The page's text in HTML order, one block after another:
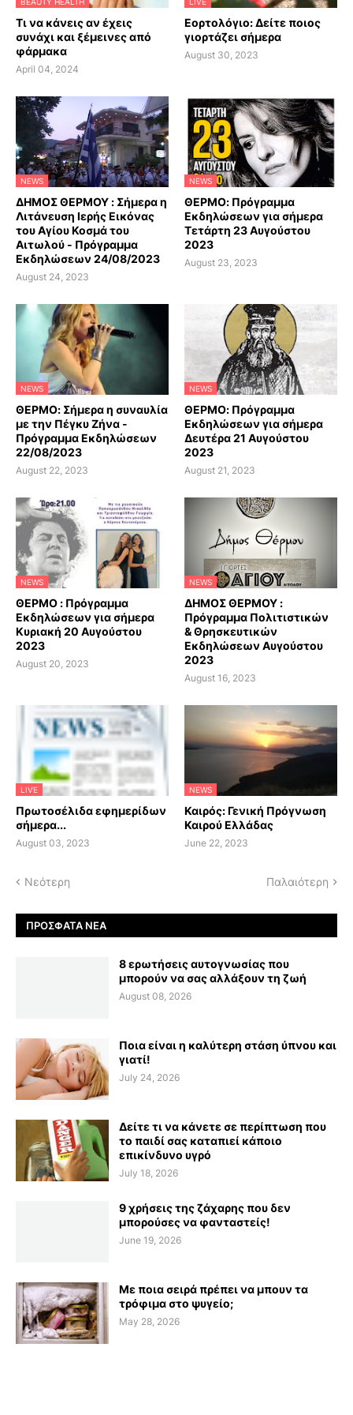
Τι να κάνεις αν έχεις
συνάχι και ξέμεινες από
φάρμακα
April 04, 2024
Εορτολόγιο: Δείτε ποιος
γιορτάζει σήμερα
August 30, 2023
NEWS
ΔΗΜΟΣ ΘΕΡΜΟΥ : Σήμερα η
Λιτάνευση Ιερής Εικόνας
του Αγίου Κοσμά του
Αιτωλού - Πρόγραμμα
Εκδηλώσεων 24/08/2023
August 24, 2023
NEWS
ΘΕΡΜΟ: Πρόγραμμα
Εκδηλώσεων για σήμερα
Τετάρτη 23 Αυγούστου
2023
August 23, 2023
NEWS
ΘΕΡΜΟ: Σήμερα η συναυλία
με την Πέγκυ Ζήνα -
Πρόγραμμα Εκδηλώσεων
22/08/2023
August 22, 2023
NEWS
ΘΕΡΜΟ: Πρόγραμμα
Εκδηλώσεων για σήμερα
Δευτέρα 21 Αυγούστου
2023
August 21, 2023
NEWS
ΘΕΡΜΟ : Πρόγραμμα
Εκδηλώσεων για σήμερα
Κυριακή 20 Αυγούστου
2023
August 20, 2023
NEWS
ΔΗΜΟΣ ΘΕΡΜΟΥ :
Πρόγραμμα Πολιτιστικών
& Θρησκευτικών
Εκδηλώσεων Αυγούστου
2023
August 16, 2023
LIVE
Πρωτοσέλιδα εφημερίδων
σήμερα...
August 03, 2023
NEWS
Καιρός: Γενική Πρόγνωση
Καιρού Ελλάδας
June 22, 2023
Νεότερη Παλαιότερη
ΠΡΌΣΦΑΤΑ ΝΈΑ
8 ερωτήσεις αυτογνωσίας που
μπορούν να σας αλλάξουν τη ζωή
August 08, 2026
Ποια είναι η καλύτερη στάση ύπνου και
γιατί!
July 24, 2026
Δείτε τι να κάνετε σε περίπτωση που
το παιδί σας καταπιεί κάποιο
επικίνδυνο υγρό
July 18, 2026
9 χρήσεις της ζάχαρης που δεν
μπορούσες να φανταστείς!
June 19, 2026
Με ποια σειρά πρέπει να μπουν τα
τρόφιμα στο ψυγείο;
May 28, 2026